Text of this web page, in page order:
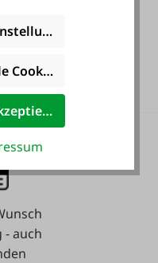
- auch
Cookies akzeptieren